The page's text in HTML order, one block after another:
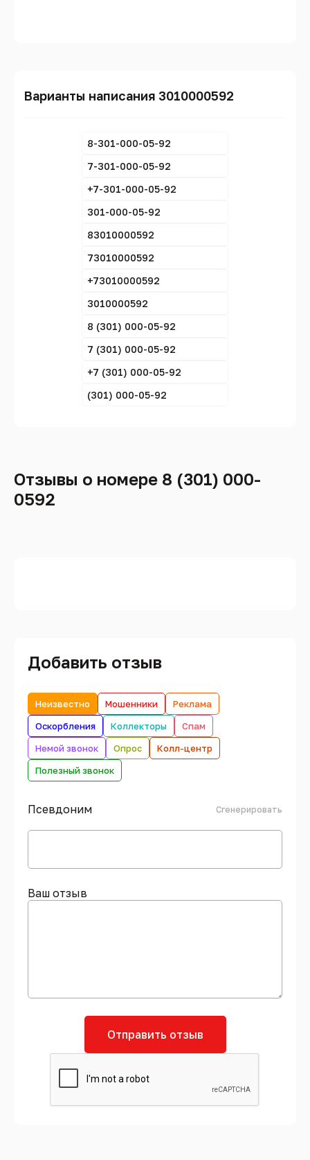
Варианты написания 3010000592
8-301-000-05-92
7-301-000-05-92
+7-301-000-05-92
301-000-05-92
83010000592
73010000592
+73010000592
3010000592
8 (301) 000-05-92
7 (301) 000-05-92
+7 (301) 000-05-92
(301) 000-05-92
Отзывы о номере 8 (301) 000-
0592
Добавить отзыв
Неизвестно Мошенники
Реклама
Оскорбления
Коллекторы
Спам
Немой звонок
Опрос
Колл-центр
Полезный звонок
Псевдоним Сгенерировать
Ваш отзыв
Отправить отзыв